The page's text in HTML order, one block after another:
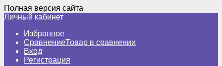
Полная версия сайта
Личный кабинет
Избранное
СравнениеТовар в сравнении
Вход
Регистрация